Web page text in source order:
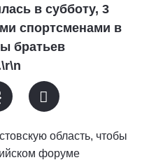
в субботу, 3
спортсменами в
братьев
область, чтобы
форуме